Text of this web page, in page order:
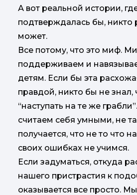
А вот реальной истории,
подтверждалась бы, никто
может.
Все потому, что это миф.
поддерживаем и
детям. Если бы эта
правдой, никто бы не знал,
“наступать на те же
считаем себя умными, не
получается, что не то что
своих ошибках не учимся.
Если задуматься, откуда
нашего пристрастия к
оказывается все просто.